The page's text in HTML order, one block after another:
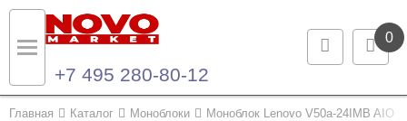
0
+7 495 280-80-12
Главная Каталог Моноблоки Моноблок Lenovo V50a-24IMB AIO
Назад
Назад